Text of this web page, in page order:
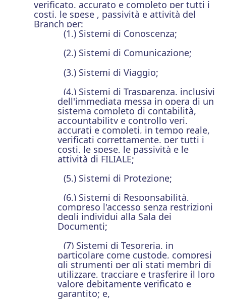
verificato, accurato e completo per tutti i
costi, le spese , passività e attività del
Branch per:
(1.) Sistemi di Conoscenza;
(2.) Sistemi di Comunicazione;
(3.) Sistemi di Viaggio;
(4.) Sistemi di Trasparenza, inclusivi
dell'immediata messa in opera di un
sistema completo di contabilità,
accountability e controllo veri,
accurati e completi, in tempo reale,
verificati correttamente, per tutti i
costi, le spese, le passività e le
attività di FILIALE;
(5.) Sistemi di Protezione;
(6.) Sistemi di Responsabilità,
compreso l'accesso senza restrizioni
degli individui alla Sala dei
Documenti;
(7) Sistemi di Tesoreria, in
particolare come custode, compresi
gli strumenti per gli stati membri di
utilizzare, tracciare e trasferire il loro
valore debitamente verificato e
garantito; e,